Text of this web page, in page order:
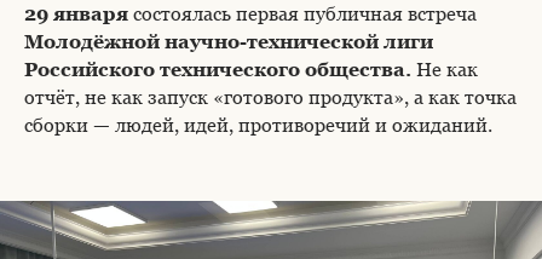
29 января состоялась первая публичная встреча
Молодёжной научно-технической лиги
Российского технического общества. Не как
отчёт, не как запуск «готового продукта», а как точка
сборки — людей, идей, противоречий и ожиданий.